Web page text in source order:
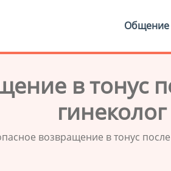
в тонус
гинеколог
возвращение в тонус